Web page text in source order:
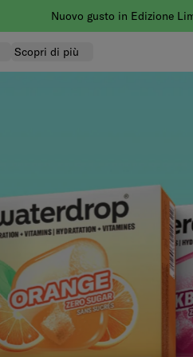
Nuovo gusto in Edizione
Scopri di più